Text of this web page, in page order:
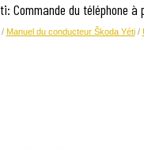
Commande du téléphone
Manuel du conducteur Škoda Yéti/